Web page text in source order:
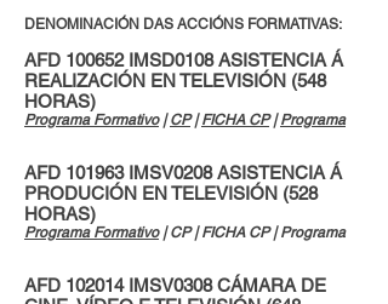
DENOMINACIÓN DAS ACCIÓNS FORMATIVAS:
AFD 100652 IMSD0108 ASISTENCIA Á
REALIZACIÓN EN TELEVISIÓN (548
HORAS)
Programa Formativo|CP|FICHA CP|Programa
AFD 101963 IMSV0208 ASISTENCIA Á
PRODUCIÓN EN TELEVISIÓN (528
HORAS)
Programa Formativo| CP | FICHA CP | Programa
AFD 102014 IMSV0308 CÁMARA DE